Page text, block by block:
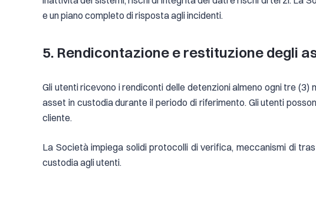
e un piano completo di risposta agli incidenti.
5. Rendicontazione e restituzione degli
Gli utenti ricevono i rendiconti delle detenzioni almeno ogni tre
asset in custodia durante il periodo di riferimento. Gli utenti
cliente.
La Società impiega solidi protocolli di verifica, meccanismi di
custodia agli utenti.